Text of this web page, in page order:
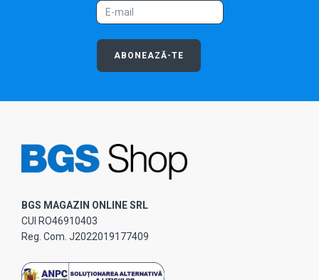
ABONEAZĂ-TE
BGS MAGAZIN ONLINE SRL
CUI RO46910403
Reg. Com. J2022019177409